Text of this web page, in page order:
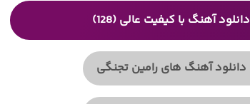
دانلود آهنگ با کیفیت عالی (128)
دانلود آهنگ های رامین تجنگی